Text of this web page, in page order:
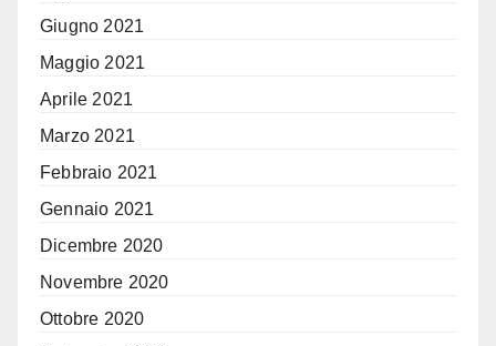
Giugno 2021
Maggio 2021
Aprile 2021
Marzo 2021
Febbraio 2021
Gennaio 2021
Dicembre 2020
Novembre 2020
Ottobre 2020